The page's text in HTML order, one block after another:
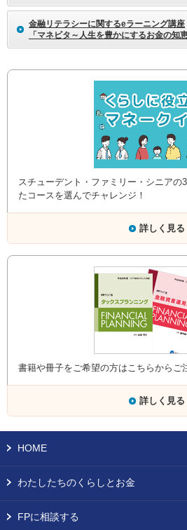
金融リテラシーに関するeラーニング講座
「マネビタ～人生を豊かにするお金の知恵
スチューデント・ファミリー・シニアの
たコースを選んでチャレンジ！
詳しく見る
書籍や冊子をご希望の方はこちらからご
詳しく見る
HOME
わたしたちのくらしとお金
FPに相談する